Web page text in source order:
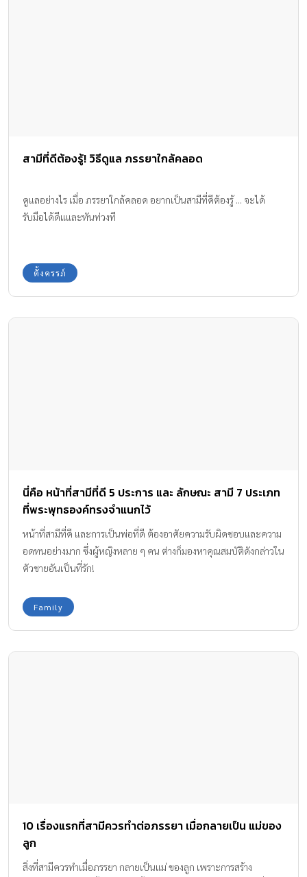
สามีที่ดีต้องรู้! วิธีดูแล ภรรยาใกล้คลอด
ดูแลอย่างไร เมื่อ ภรรยาใกล้คลอด อยากเป็นสามีที่ดีต้องรู้ ... จะได้
รับมือได้ดีแและทันท่วงที
ตั้งครรภ์
นี่คือ หน้าที่สามีที่ดี 5 ประการ และ ลักษณะ สามี 7 ประเภท
ที่พระพุทธองค์ทรงจำแนกไว้
หน้าที่สามีที่ดี และการเป็นพ่อที่ดี ต้องอาศัยความรับผิดชอบและความ
อดทนอย่างมาก ซึ่งผู้หญิงหลาย ๆ คน ต่างก็มองหาคุณสมบัติดังกล่าวใน
ตัวชายอันเป็นที่รัก!
Family
10 เรื่องแรกที่สามีควรทำต่อภรรยา เมื่อกลายเป็น แม่ของ
ลูก
สิ่งที่สามีควรทำเมื่อภรรยา กลายเป็นแม่ ของลูก เพราะการสร้าง